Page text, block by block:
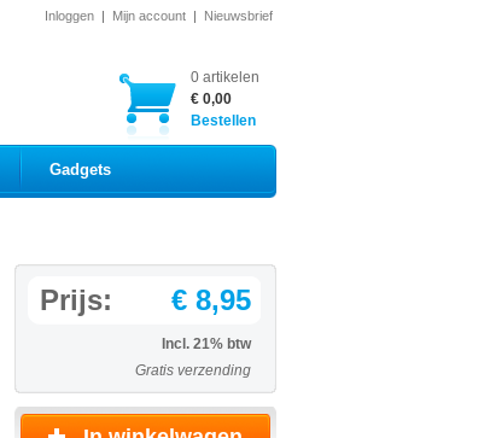
Inloggen | Mijn account | Nieuwsbrief
0 artikelen
€ 0,00
Bestellen
Gadgets
Prijs: € 8,95
Incl. 21% btw
Gratis verzending